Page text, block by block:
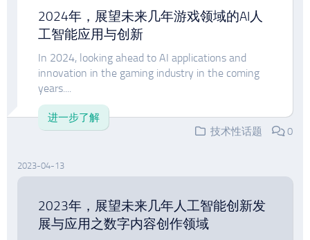
2024年，展望未来几年游戏领域的AI人
工智能应用与创新
In 2024, looking ahead to AI applications and
innovation in the gaming industry in the coming
years....
进一步了解
技术性话题
0
2023-04-13
2023年，展望未来几年人工智能创新发
展与应用之数字内容创作领域